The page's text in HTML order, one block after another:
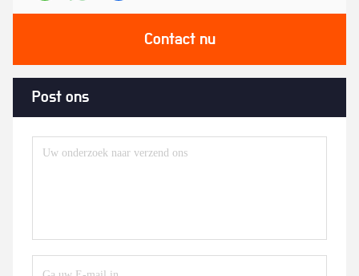
Contact nu
Post ons